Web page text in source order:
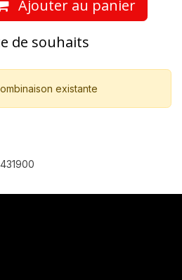
Ajouter au panier
de souhaits
existante